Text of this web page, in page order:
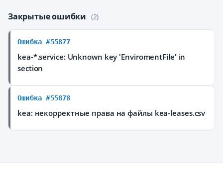
Закрытые ошибки (2)
Ошибка #55877
kea-*.service: Unknown key 'EnviromentFile' in
section
Ошибка #55878
kea: некорректные права на файлы kea-leases.csv